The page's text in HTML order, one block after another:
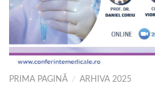
PRIMA PAGINĂ / ARHIVA 2025